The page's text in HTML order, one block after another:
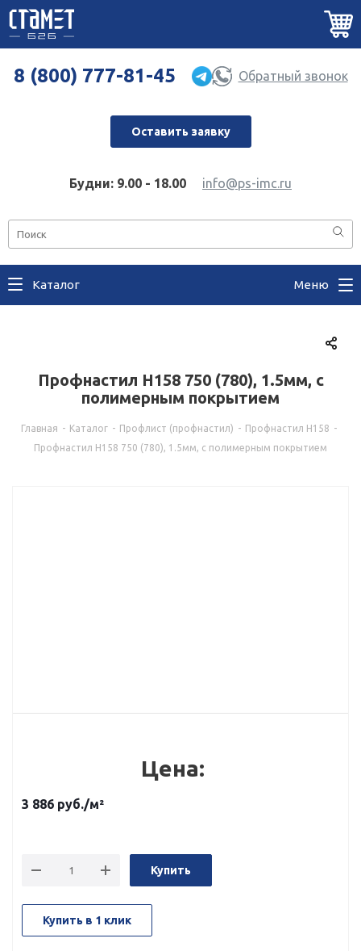
8 (800) 777-81-45 Обратный звонок
Оставить заявку
Будни: 9.00 - 18.00 info@ps-imc.ru
Каталог Меню
Профнастил Н158 750 (780), 1.5мм, с
полимерным покрытием
Главная - Каталог - Профлист (профнастил) - Профнастил Н158 -
Профнастил Н158 750 (780), 1.5мм, с полимерным покрытием
Цена:
3 886 руб./м²
Купить
Купить в 1 клик